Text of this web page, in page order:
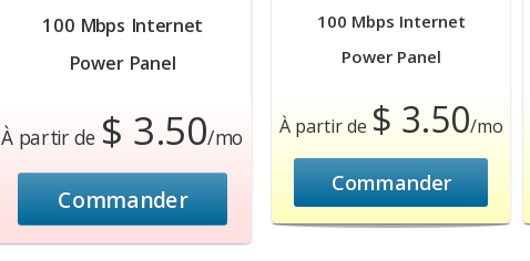
100 Mbps Internet
Power Panel
À partir de $ 3.50/mo
Commander
100 Mbps Internet
Power Panel
À partir de $ 3.50/mo
Commander